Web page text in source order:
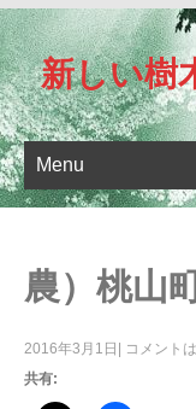
新しい樹
Menu
農）桃山
2016年3月1日
コメント
共有: